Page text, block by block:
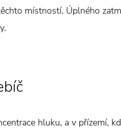
místností. Úplného
hluku, a v přízemí,